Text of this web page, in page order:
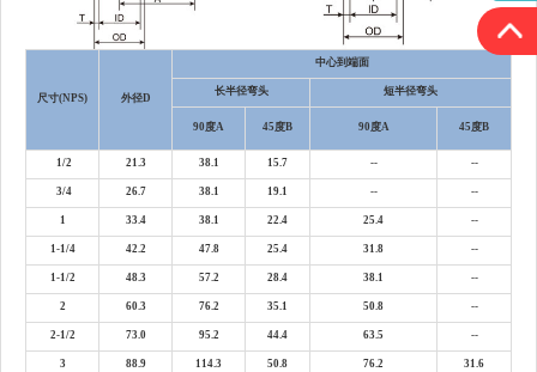
尺寸(NPS) 外径D
中心到端面
长半径弯头 短半径弯头
90度A 45度B 90度A 45度B
1/2 21.3 38.1 15.7 -- --
3/4 26.7 38.1 19.1 -- --
1 33.4 38.1 22.4 25.4 --
1-1/4 42.2 47.8 25.4 31.8 --
1-1/2 48.3 57.2 28.4 38.1 --
2 60.3 76.2 35.1 50.8 --
2-1/2 73.0 95.2 44.4 63.5 --
3 88.9 114.3 50.8 76.2 31.6